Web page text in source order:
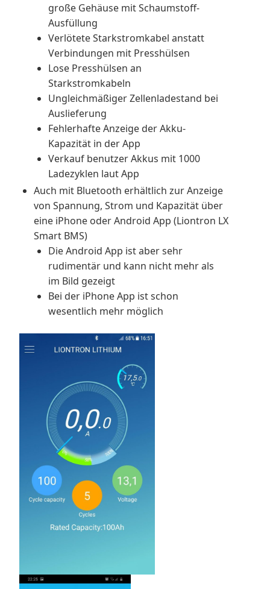
große Gehäuse mit Schaumstoff-
Ausfüllung
Verlötete Starkstromkabel anstatt
Verbindungen mit Presshülsen
Lose Presshülsen an
Starkstromkabeln
Ungleichmäßiger Zellenladestand bei
Auslieferung
Fehlerhafte Anzeige der Akku-
Kapazität in der App
Verkauf benutzer Akkus mit 1000
Ladezyklen laut App
Auch mit Bluetooth erhältlich zur Anzeige
von Spannung, Strom und Kapazität über
eine iPhone oder Android App (Liontron LX
Smart BMS)
Die Android App ist aber sehr
rudimentär und kann nicht mehr als
im Bild gezeigt
Bei der iPhone App ist schon
wesentlich mehr möglich